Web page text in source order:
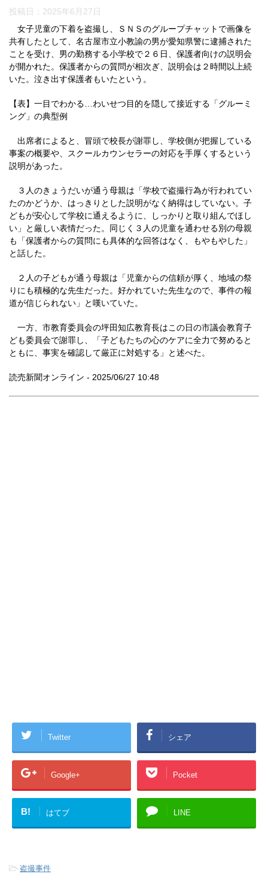
投稿日： 2025年6月27日
女子児童の下着を盗撮し、ＳＮＳのグループチャットで画像を
共有したとして、名古屋市立小教諭の男が愛知県警に逮捕された
ことを受け、男の勤務する小学校で２６日、保護者向けの説明会
が開かれた。保護者からの質問が相次ぎ、説明会は２時間以上続
いた。泣き出す保護者もいたという。
【表】一目でわかる…わいせつ目的を隠して接近する「グルーミ
ング」の典型例
出席者によると、冒頭で校長が謝罪し、学校側が把握している
事案の概要や、スクールカウンセラーの対応を手厚くするという
説明があった。
３人のきょうだいが通う母親は「学校で盗撮行為が行われてい
たのかどうか、はっきりとした説明がなく納得はしていない。子
どもが安心して学校に通えるように、しっかりと取り組んでほし
い」と厳しい表情だった。同じく３人の児童を通わせる別の母親
も「保護者からの質問にも具体的な回答はなく、もやもやした」
と話した。
２人の子どもが通う母親は「児童からの信頼が厚く、地域の祭
りにも積極的な先生だった。好かれていた先生なので、事件の報
道が信じられない」と嘆いていた。
一方、市教育委員会の坪田知広教育長はこの日の市議会教育子
ども委員会で謝罪し、「子どもたちの心のケアに全力で努めると
ともに、事実を確認して厳正に対処する」と述べた。
読売新聞オンライン - 2025/06/27 10:48
Twitter シェア
Google+ Pocket
B! はてブ LINE
-盗撮事件